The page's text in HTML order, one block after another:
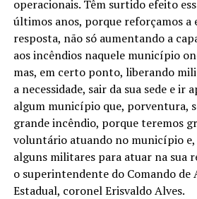
operacionais. Têm surtido efeito
últimos anos, porque reforçamos a
resposta, não só aumentando a
aos incêndios naquele município
mas, em certo ponto, liberando
a necessidade, sair da sua sede e ir
algum município que, porventura,
grande incêndio, porque teremos
voluntário atuando no município e,
alguns militares para atuar na sua
o superintendente do Comando de
Estadual, coronel Erisvaldo Alves.